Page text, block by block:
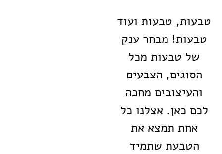
טבעות, טבעות ועוד
טבעות! מבחר ענק
של טבעות מכל
הסוגים, הצבעים
והעיצובים מחכה
לכם כאן. אצלנו כל
אחת תמצא את
הטבעת שתמיד